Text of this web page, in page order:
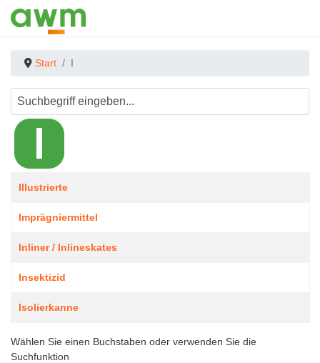
Start I
Titel
Illustrierte
Imprägniermittel
Inliner / Inlineskates
Insektizid
Isolierkanne
Wählen Sie einen Buchstaben oder verwenden Sie die
Suchfunktion